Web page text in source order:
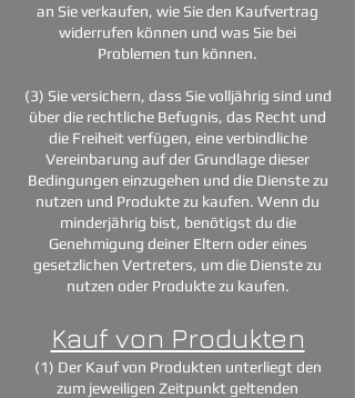
an Sie verkaufen, wie Sie den Kaufvertrag
widerrufen können und was Sie bei
Problemen tun können.
(3) Sie versichern, dass Sie volljährig sind und
über die rechtliche Befugnis, das Recht und
die Freiheit verfügen, eine verbindliche
Vereinbarung auf der Grundlage dieser
Bedingungen einzugehen und die Dienste zu
nutzen und Produkte zu kaufen. Wenn du
minderjährig bist, benötigst du die
Genehmigung deiner Eltern oder eines
gesetzlichen Vertreters, um die Dienste zu
nutzen oder Produkte zu kaufen.
Kauf von Produkten
(1) Der Kauf von Produkten unterliegt den
zum jeweiligen Zeitpunkt geltenden